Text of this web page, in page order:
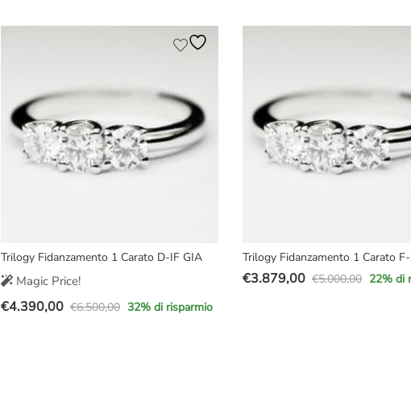
originale
attuale
originale
attuale
Trilogy Fidanzamento 1 Carato D-IF GIA
Magic Price!
€6.500,00
Il
€4.390,00
Il
32% di risparmio
Trilogy Fidanzamento 1 Carato
€5.000,00
Il
€3.879,00
Il
22% di